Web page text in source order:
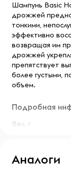
Шампунь Basic
дрожжей
тонкими,
эффективно
возвращая им
дрожжей
препятствует
более густыми,
объем.
Подробная
Вес, г
Аналоги